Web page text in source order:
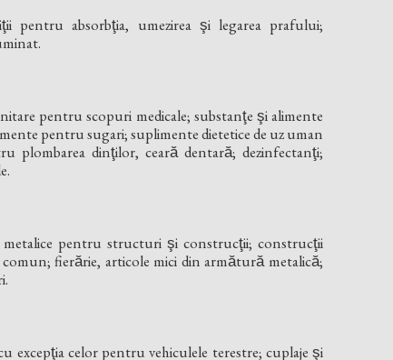
pentru absorbţia, umezirea şi legarea prafului;
pentru scopuri medicale; substanţe şi alimente
pentru sugari; suplimente dietetice de uz uman
plombarea dinţilor, ceară dentară; dezinfectanţi;
metalice pentru structuri şi construcţii; construcţii
fierărie, articole mici din armătură metalică;
excepţia celor pentru vehiculele terestre; cuplaje şi